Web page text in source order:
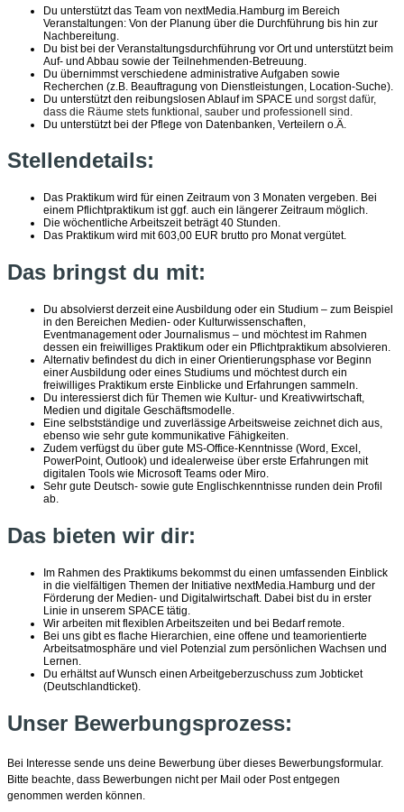
Du unterstützt das Team von nextMedia.Hamburg im Bereich
Veranstaltungen: Von der Planung über die Durchführung bis hin zur
Nachbereitung.
Du bist bei der Veranstaltungsdurchführung vor Ort und unterstützt beim
Auf- und Abbau sowie der Teilnehmenden-Betreuung.
Du übernimmst verschiedene administrative Aufgaben sowie
Recherchen (z.B. Beauftragung von Dienstleistungen, Location-Suche).
Du unterstützt den reibungslosen Ablauf im SPACE und sorgst dafür,
dass die Räume stets funktional, sauber und professionell sind.
Du unterstützt bei der Pflege von Datenbanken, Verteilern o.Ä.
Stellendetails:
Das Praktikum wird für einen Zeitraum von 3 Monaten vergeben. Bei
einem Pflichtpraktikum ist ggf. auch ein längerer Zeitraum möglich.
Die wöchentliche Arbeitszeit beträgt 40 Stunden.
Das Praktikum wird mit 603,00 EUR brutto pro Monat vergütet.
Das bringst du mit:
Du absolvierst derzeit eine Ausbildung oder ein Studium – zum Beispiel
in den Bereichen Medien- oder Kulturwissenschaften,
Eventmanagement oder Journalismus – und möchtest im Rahmen
dessen ein freiwilliges Praktikum oder ein Pflichtpraktikum absolvieren.
Alternativ befindest du dich in einer Orientierungsphase vor Beginn
einer Ausbildung oder eines Studiums und möchtest durch ein
freiwilliges Praktikum erste Einblicke und Erfahrungen sammeln.
Du interessierst dich für Themen wie Kultur- und Kreativwirtschaft,
Medien und digitale Geschäftsmodelle.
Eine selbstständige und zuverlässige Arbeitsweise zeichnet dich aus,
ebenso wie sehr gute kommunikative Fähigkeiten.
Zudem verfügst du über gute MS-Office-Kenntnisse (Word, Excel,
PowerPoint, Outlook) und idealerweise über erste Erfahrungen mit
digitalen Tools wie Microsoft Teams oder Miro.
Sehr gute Deutsch- sowie gute Englischkenntnisse runden dein Profil
ab.
Das bieten wir dir:
Im Rahmen des Praktikums bekommst du einen umfassenden Einblick
in die vielfältigen Themen der Initiative nextMedia.Hamburg und der
Förderung der Medien- und Digitalwirtschaft. Dabei bist du in erster
Linie in unserem SPACE tätig.
Wir arbeiten mit flexiblen Arbeitszeiten und bei Bedarf remote.
Bei uns gibt es flache Hierarchien, eine offene und teamorientierte
Arbeitsatmosphäre und viel Potenzial zum persönlichen Wachsen und
Lernen.
Du erhältst auf Wunsch einen Arbeitgeberzuschuss zum Jobticket
(Deutschlandticket).
Unser Bewerbungsprozess:
Bei Interesse sende uns deine Bewerbung über dieses Bewerbungsformular.
Bitte beachte, dass Bewerbungen nicht per Mail oder Post entgegen
genommen werden können.